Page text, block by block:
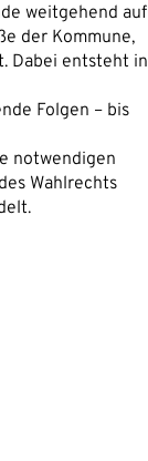
weitgehend auf
der Kommune,
Dabei entsteht in
Folgen – bis
notwendigen
Wahlrechts